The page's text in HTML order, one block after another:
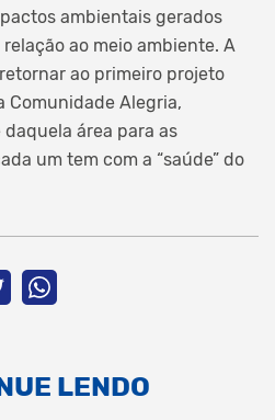
ambientais gerados
ao meio ambiente. A
ao primeiro projeto
Comunidade Alegria,
área para as
um tem com a “saúde” do
LENDO